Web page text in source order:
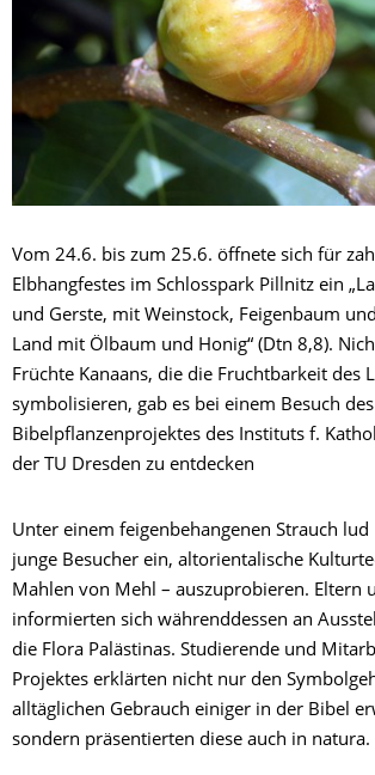
Vom 24.6. bis zum 25.6. öffnete sich für
Elbhangfestes im Schlosspark Pillnitz ein
und Gerste, mit Weinstock, Feigenbaum
Land mit Ölbaum und Honig“ (Dtn 8,8).
Früchte Kanaans, die die Fruchtbarkeit des
symbolisieren, gab es bei einem Besuch des
Bibelpflanzenprojektes des Instituts f.
der TU Dresden zu entdecken
Unter einem feigenbehangenen Strauch lud
junge Besucher ein, altorientalische
Mahlen von Mehl – auszuprobieren. Eltern
informierten sich währenddessen an
die Flora Palästinas. Studierende und
Projektes erklärten nicht nur den
alltäglichen Gebrauch einiger in der Bibel
sondern präsentierten diese auch in natura.